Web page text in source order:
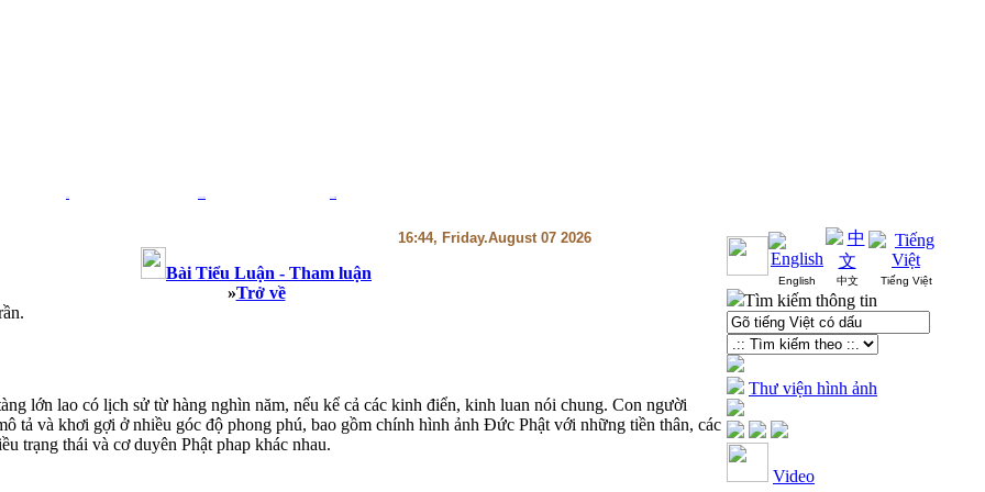
16:44, Friday.August 07 2026
Bài Tiểu Luận - Tham luận
»Trở về
lớn lao có lịch sử từ hàng nghìn năm, nếu kể cả các kinh điển, kinh luan nói chung. Con người
tả và khơi gợi ở nhiều góc độ phong phú, bao gồm chính hình ảnh Đức Phật với những tiền thân, các
trạng thái và cơ duyên Phật phap khác nhau.
English 中文 Tiếng Việt
Tìm kiếm thông tin
Thư viện hình ảnh
Video